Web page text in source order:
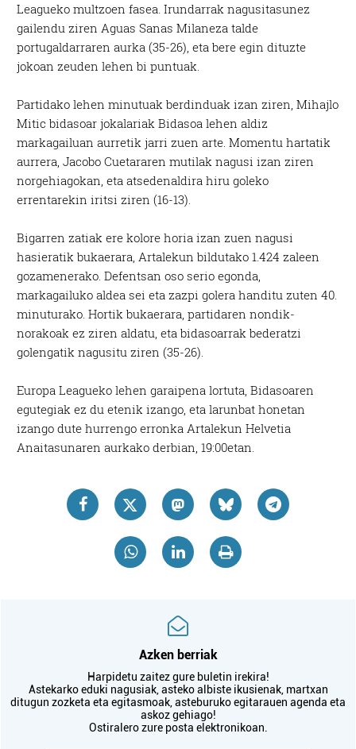
Leagueko multzoen fasea. Irundarrak nagusitasunez
gailendu ziren Aguas Sanas Milaneza talde
portugaldarraren aurka (35-26), eta bere egin dituzte
jokoan zeuden lehen bi puntuak.
Partidako lehen minutuak berdinduak izan ziren, Mihajlo
Mitic bidasoar jokalariak Bidasoa lehen aldiz
markagailuan aurretik jarri zuen arte. Momentu hartatik
aurrera, Jacobo Cuetararen mutilak nagusi izan ziren
norgehiagokan, eta atsedenaldira hiru goleko
errentarekin iritsi ziren (16-13).
Bigarren zatiak ere kolore horia izan zuen nagusi
hasieratik bukaerara, Artalekun bildutako 1.424 zaleen
gozamenerako. Defentsan oso serio egonda,
markagailuko aldea sei eta zazpi golera handitu zuten 40.
minuturako. Hortik bukaerara, partidaren nondik-
norakoak ez ziren aldatu, eta bidasoarrak bederatzi
golengatik nagusitu ziren (35-26).
Europa Leagueko lehen garaipena lortuta, Bidasoaren
egutegiak ez du etenik izango, eta larunbat honetan
izango dute hurrengo erronka Artalekun Helvetia
Anaitasunaren aurkako derbian, 19:00etan.
Azken berriak
Harpidetu zaitez gure buletin irekira!
Astekarko eduki nagusiak, asteko albiste ikusienak, martxan
ditugun zozketa eta egitasmoak, asteburuko egitarauen agenda eta
askoz gehiago!
Ostiralero zure posta elektronikoan.